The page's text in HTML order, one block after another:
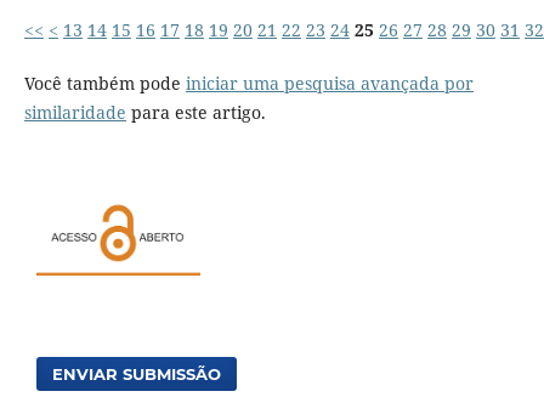
<< < 13 14 15 16 17 18 19 20 21 22 23 24 25 26 27 28 29 30 31 32
Você também pode iniciar uma pesquisa avançada por
similaridade para este artigo.
ENVIAR SUBMISSÃO